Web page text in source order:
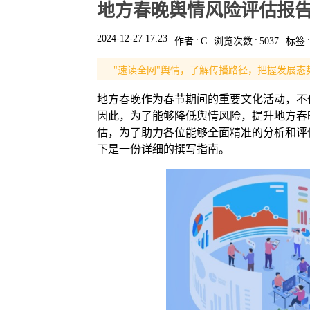
地方春晚舆情风险评估报
2024-12-27 17:23 作者 : C 浏览次数 : 5037 标签 :
"速读全网"舆情，了解传播路径，把握发展
地方春晚作为春节期间的重要文化活动，
因此，为了能够降低舆情风险，提升地方
估，为了助力各位能够全面精准的分析和
下是一份详细的撰写指南。